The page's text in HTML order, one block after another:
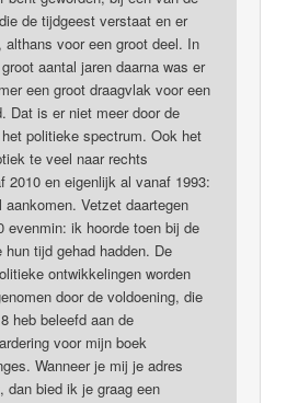
de tijdgeest verstaat en er
althans voor een groot deel. In
aantal jaren daarna was er
een groot draagvlak voor een
Dat is er niet meer door de
politieke spectrum. Ook het
te veel naar rechts
2010 en eigenlijk al vanaf 1993:
Vetzet daartegen
evenmin: ik hoorde toen bij de
hun tijd gehad hadden. De
ontwikkelingen worden
door de voldoening, die
heb beleefd aan de
voor mijn boek
Wanneer je mij je adres
dan bied ik je graag een